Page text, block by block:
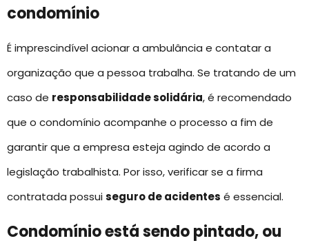
condomínio
É imprescindível acionar a ambulância e contatar a
organização que a pessoa trabalha. Se tratando de um
caso de responsabilidade solidária, é recomendado
que o condomínio acompanhe o processo a fim de
garantir que a empresa esteja agindo de acordo a
legislação trabalhista. Por isso, verificar se a firma
contratada possuiseguro de acidentes é essencial.
Condomínio está sendo pintado, ou